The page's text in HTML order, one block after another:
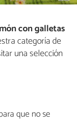
con galletas
categoría de
una selección
que no se